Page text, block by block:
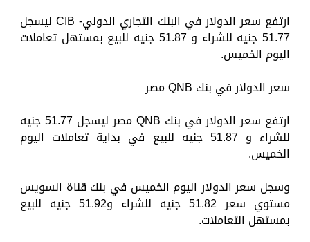
ارتفع سعر الدولار في البنك التجاري الدولي- CIB ليسجل
51.77 جنيه للشراء و 51.87 جنيه للبيع بمستهل تعاملات
اليوم الخميس.
سعر الدولار في بنك QNB مصر
ارتفع سعر الدولار في بنك QNB مصر ليسجل 51.77 جنيه
للشراء و 51.87 جنيه للبيع في بداية تعاملات اليوم
الخميس.
وسجل سعر الدولار اليوم الخميس في بنك قناة السويس
مستوي سعر 51.82 جنيه للشراء و51.92 جنيه للبيع
بمستهل التعاملات.